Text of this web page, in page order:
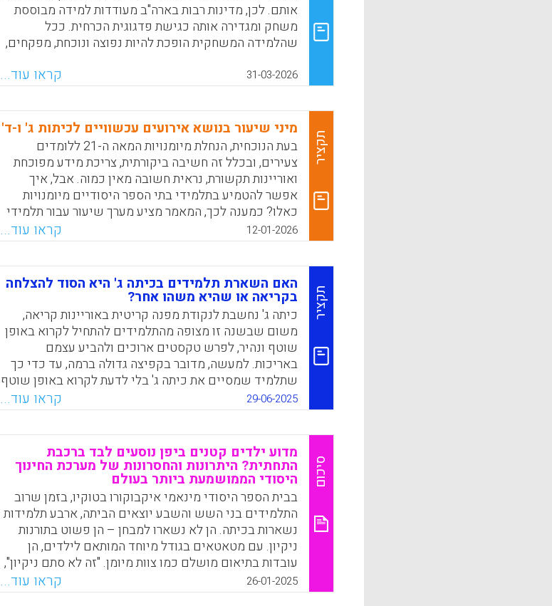
בראש השנה דבוראי וכדומה.
WhatsApp
Facebook
Email
X
אותם. לכן, מדינות רבות בארה"ב מעודדות למידה מבוססת
משחק ומגדירה אותה כגישת פדגוגית הכרחית. ככל
שהלמידה המשחקית הופכת להיות נפוצה ונוכחת, מפקחים,
ליישמה באופן מיטבי. בעשותם כן, הם נתקלים בפער מהותי
בין המדיניות והתיאוריה לבין היישום בשטח. על כן, מאמר
זה מציע תוכנית פעולה רלוונטית להובלת למידה משחקית
בבתי הספר היסודיים.
WhatsApp
Facebook
Email
X
31-03-2026 קראו עוד...
תקציר
מיני שיעור בנושא אירועים עכשוויים לכיתות ג' ו-ד'
בעת הנוכחית, הנחלת מיומנויות המאה ה-21 ללומדים
צעירים, ובכלל זה חשיבה ביקורתית, צריכת מידע מפוכחת
ואוריינות תקשורת, נראית חשובה מאין כמוה. אבל, איך
אפשר להטמיע בתלמידי בתי הספר היסודיים מיומנויות
כאלו? כמענה לכך, המאמר מציע מערך שיעור עבור תלמידי
כיתות ג' ו-ד' ובו הם מתבקשים לנתח כותרות חדשותיות
ולהעריך את משקלן, יחסן, תרומתן או הטייתן ביחס לגוף
הכתבה.
WhatsApp
Facebook
Email
X
12-01-2026 קראו עוד...
תקציר
האם השארת תלמידים בכיתה ג' היא הסוד להצלחה
בקריאה או שהיא משהו אחר?
כיתה ג' נחשבת לנקודת מפנה קריטית באוריינות קריאה,
משום שבשנה זו מצופה מהתלמידים להתחיל לקרוא באופן
שוטף ונהיר, לפרש טקסטים ארוכים ולהביע עצמם
באריכות. למעשה, מדובר בקפיצה גדולה ברמה, עד כדי כך
שתלמיד שמסיים את כיתה ג' בלי לדעת לקרוא באופן שוטף
עלול למצוא עצמו חסר אונים בכיתות ד'-ו' ולהתקשות מאוד
במקצועות לימוד שאינם קריאה, ובכלל זה מתמטיקה
ומדעים. על אף שמדובר בחומרי לימוד מספריים ומדויקים,
גם בהם קריאה מהווה ערוץ מרכזי להעברה ויישום של
מידע.
WhatsApp
Facebook
Email
X
29-06-2025 קראו עוד...
סיכום
מדוע ילדים קטנים ביפן נוסעים לבד ברכבת
התחתית? היתרונות והחסרונות של מערכת החינוך
היסודי הממושמעת ביותר בעולם
בבית הספר היסודי מינאמי איקבוקורו בטוקיו, בזמן שרוב
התלמידים בני השש והשבע יוצאים הביתה, ארבע תלמידות
נשארות בכיתה. הן לא נשארו למבחן – הן פשוט בתורנות
ניקיון. עם מטאטאים בגודל מיוחד המותאם לילדים, הן
עובדות בתיאום מושלם כמו צוות מיומן. "זה לא סתם ניקיון",
מסביר מנהל בית הספר סאטו הירושי, "זו דרך ללמד אותם
אחריות".
26-01-2025 קראו עוד...